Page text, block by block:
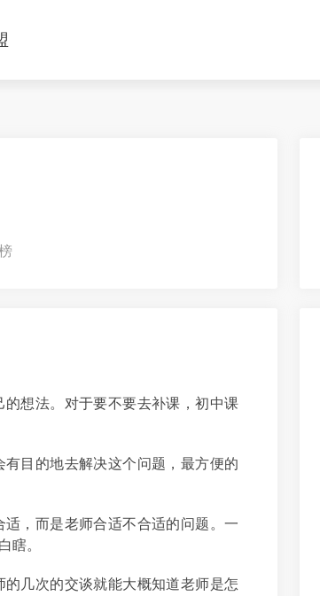
想法。对于要不要去补课，初中课
目的地去解决这个问题，最方便的
，而是老师合适不合适的问题。一
瞎。
几次的交谈就能大概知道老师是怎